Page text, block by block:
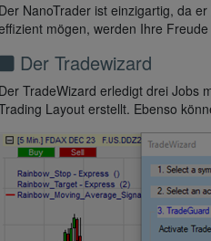
Der NanoTrader ist einzigartig, da
mögen, werden Ihre
Der Tradewizard
Der TradeWizard erledigt drei Jobs
Layout erstellt. Ebenso